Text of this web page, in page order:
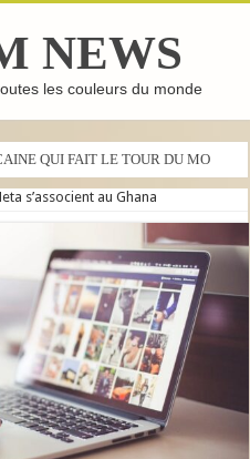
NEWS
les couleurs du monde
FAIT LE TOUR DU MONDE
s’associent au Ghana